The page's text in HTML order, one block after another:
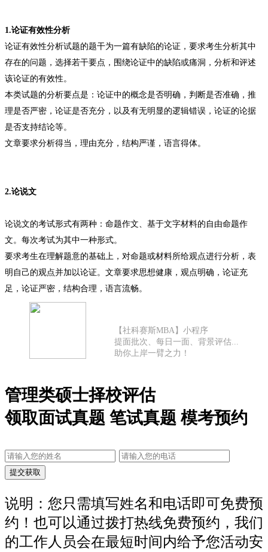
1.论证有效性分析
论证有效性分析试题的题干为一篇有缺陷的论证，要求考生分析其中
存在的问题，选择若干要点，围绕论证中的缺陷或痛洞，分析和评述
该论证的有效性。
本类试题的分析要点是：论证中的概念是否明确，判断是否准确，推
理是否严密，论证是否充分，以及有无明显的逻辑错误，论证的论据
是否支持结论等。
文章要求分析得当，理由充分，结构严谨，语言得体。
2.论说文
论说文的考试形式有两种：命题作文、基于文字材料的自由命题作
文。每次考试为其中一种形式。
要求考生在理解题意的基础上，对命题或材料所给观点进行分析，表
明自己的观点并加以论证。文章要求思想健康，观点明确，论证充
足，论证严密，结构合理，语言流畅。
【社科赛斯MBA】小程序
提面批次、每日一面、背景评估...
助你上岸一臂之力！
管理类硕士择校评估
领取面试真题 笔试真题 模考预约
说明：您只需填写姓名和电话即可免费预
约！也可以通过拨打热线免费预约，我们
的工作人员会在最短时间内给予您活动安